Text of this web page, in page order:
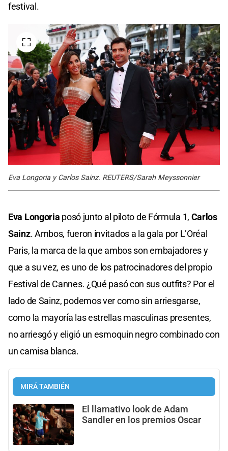
festival.
Eva Longoria y Carlos Sainz. REUTERS/Sarah Meyssonnier
Eva Longoria posó junto al piloto de Fórmula 1, Carlos
Sainz. Ambos, fueron invitados a la gala por L’Oréal
Paris, la marca de la que ambos son embajadores y
que a su vez, es uno de los patrocinadores del propio
Festival de Cannes. ¿Qué pasó con sus outfits? Por el
lado de Sainz, podemos ver como sin arriesgarse,
como la mayoría las estrellas masculinas presentes,
no arriesgó y eligió un esmoquin negro combinado con
un camisa blanca.
MIRÁ TAMBIÉN
El llamativo look de Adam
Sandler en los premios Oscar